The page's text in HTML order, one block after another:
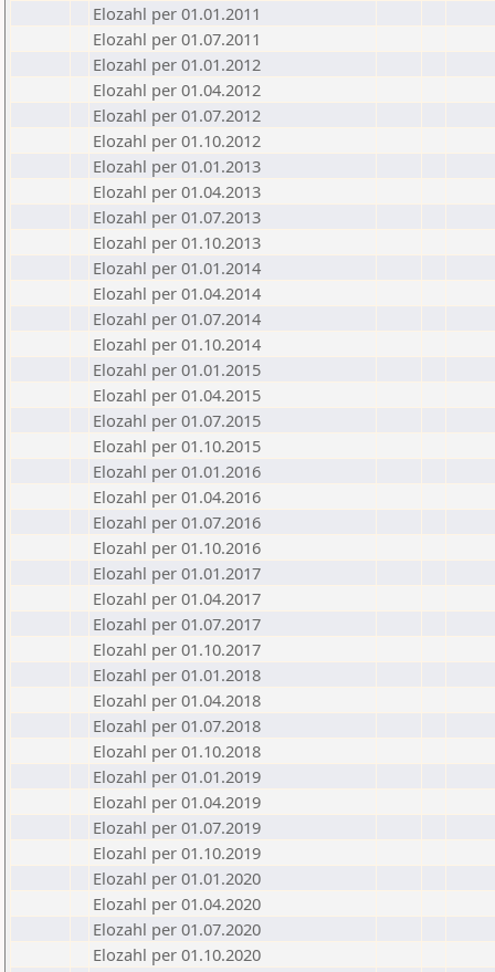
Elozahl per 01.01.2011
Elozahl per 01.07.2011
Elozahl per 01.01.2012
Elozahl per 01.04.2012
Elozahl per 01.07.2012
Elozahl per 01.10.2012
Elozahl per 01.01.2013
Elozahl per 01.04.2013
Elozahl per 01.07.2013
Elozahl per 01.10.2013
Elozahl per 01.01.2014
Elozahl per 01.04.2014
Elozahl per 01.07.2014
Elozahl per 01.10.2014
Elozahl per 01.01.2015
Elozahl per 01.04.2015
Elozahl per 01.07.2015
Elozahl per 01.10.2015
Elozahl per 01.01.2016
Elozahl per 01.04.2016
Elozahl per 01.07.2016
Elozahl per 01.10.2016
Elozahl per 01.01.2017
Elozahl per 01.04.2017
Elozahl per 01.07.2017
Elozahl per 01.10.2017
Elozahl per 01.01.2018
Elozahl per 01.04.2018
Elozahl per 01.07.2018
Elozahl per 01.10.2018
Elozahl per 01.01.2019
Elozahl per 01.04.2019
Elozahl per 01.07.2019
Elozahl per 01.10.2019
Elozahl per 01.01.2020
Elozahl per 01.04.2020
Elozahl per 01.07.2020
Elozahl per 01.10.2020